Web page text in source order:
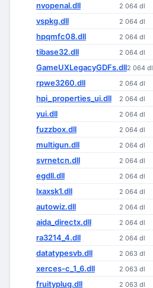
nvopenal.dll 2 064 dl
vspkg.dll 2 064 dl
hpqmfc08.dll 2 064 dl
tibase32.dll 2 064 dl
GameUXLegacyGDFs.dll2 064 dl
rpwe3260.dll 2 064 dl
hpi_properties_ui.dll 2 064 dl
yui.dll 2 064 dl
fuzzbox.dll 2 064 dl
multigun.dll 2 064 dl
svrnetcn.dll 2 064 dl
egdll.dll 2 064 dl
lxaxsk1.dll 2 064 dl
autowiz.dll 2 064 dl
aida_directx.dll 2 064 dl
ra3214_4.dll 2 064 dl
datatypesvb.dll 2 063 dl
xerces-c_1_6.dll 2 063 dl
fruityplug.dll 2 063 dl